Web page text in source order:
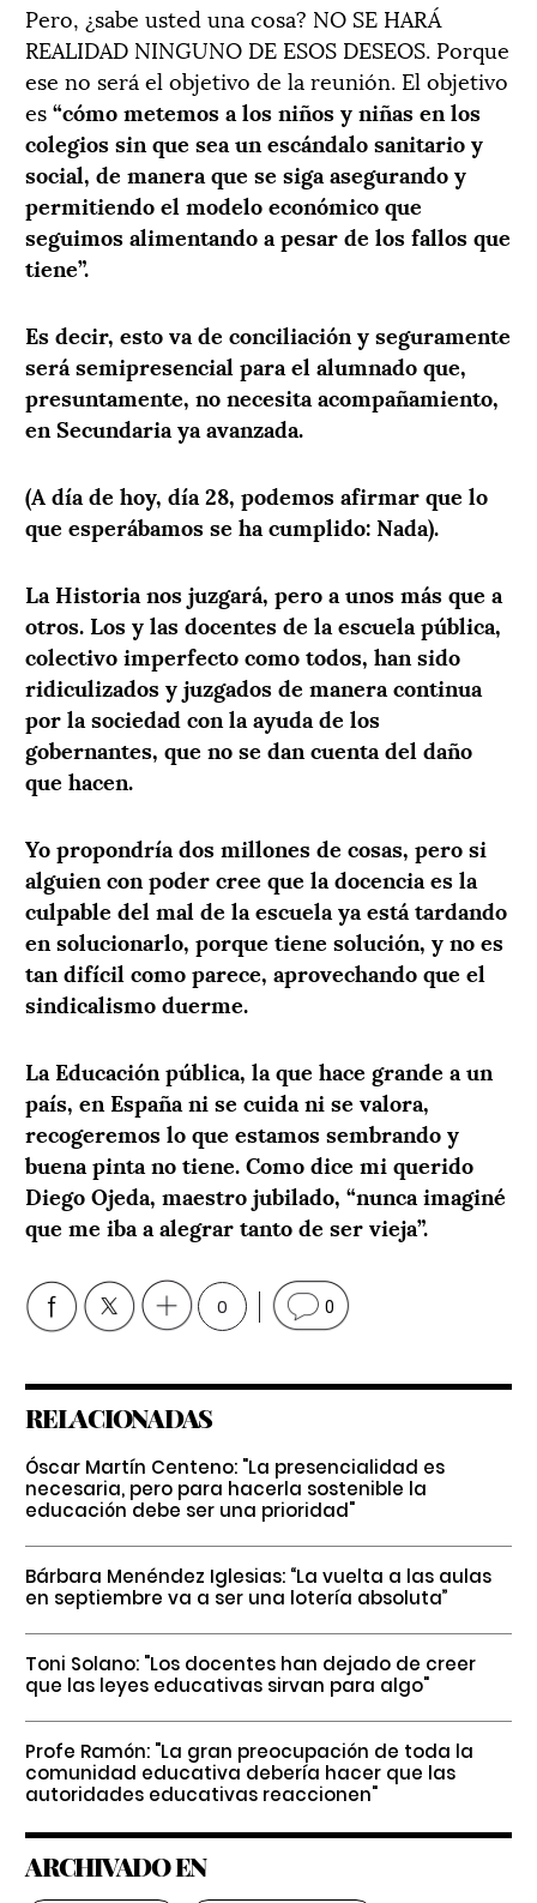
Pero, ¿sabe usted una cosa? NO SE HARÁ
REALIDAD NINGUNO DE ESOS DESEOS. Porque
ese no será el objetivo de la reunión. El objetivo
es“cómo metemos a los niños y niñas en los
colegios sin que sea un escándalo sanitario y
social, de manera que se siga asegurando y
permitiendo el modelo económico que
seguimos alimentando a pesar de los fallos que
tiene”.
Es decir, esto va de conciliación y seguramente
será semipresencial para el alumnado que,
presuntamente, no necesita acompañamiento,
en Secundaria ya avanzada.
(A día de hoy, día 28, podemos afirmar que lo
que esperábamos se ha cumplido: Nada).
La Historia nos juzgará, pero a unos más que a
otros. Los y las docentes de la escuela pública,
colectivo imperfecto como todos, han sido
ridiculizados y juzgados de manera continua
por la sociedad con la ayuda de los
gobernantes, que no se dan cuenta del daño
que hacen.
Yo propondría dos millones de cosas, pero si
alguien con poder cree que la docencia es la
culpable del mal de la escuela ya está tardando
en solucionarlo, porque tiene solución, y no es
tan difícil como parece, aprovechando que el
sindicalismo duerme.
La Educación pública, la que hace grande a un
país, en España ni se cuida ni se valora,
recogeremos lo que estamos sembrando y
buena pinta no tiene. Como dice mi querido
Diego Ojeda, maestro jubilado, “nunca imaginé
que me iba a alegrar tanto de ser vieja”.
0 0
RELACIONADAS
Óscar Martín Centeno: "La presencialidad es
necesaria, pero para hacerla sostenible la
educación debe ser una prioridad"
Bárbara Menéndez Iglesias: “La vuelta a las aulas
en septiembre va a ser una lotería absoluta”
Toni Solano: "Los docentes han dejado de creer
que las leyes educativas sirvan para algo"
Profe Ramón: "La gran preocupación de toda la
comunidad educativa debería hacer que las
autoridades educativas reaccionen"
ARCHIVADO EN